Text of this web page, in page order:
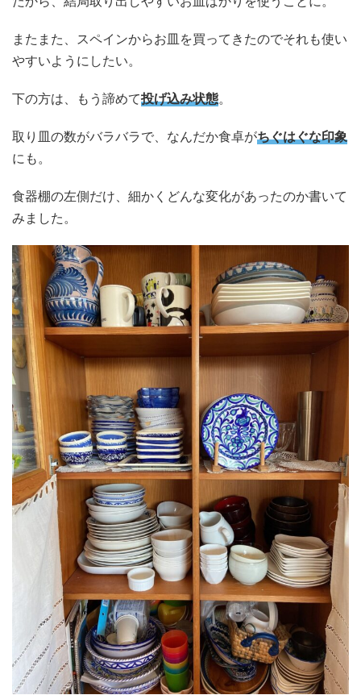
またまた、スペインからお皿を買ってきたのでそれも使い
やすいようにしたい。
下の方は、もう諦めて投げ込み状態。
取り皿の数がバラバラで、なんだか食卓がちぐはぐな印象
にも。
食器棚の左側だけ、細かくどんな変化があったのか書いて
みました。